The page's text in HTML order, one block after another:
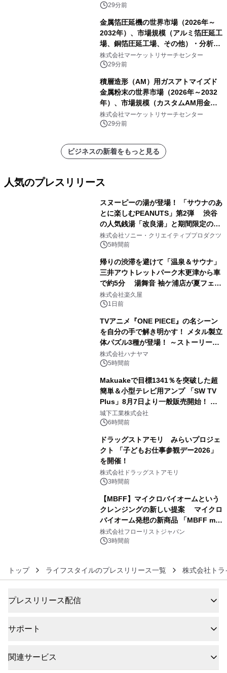
29分前
金属箔圧延機の世界市場（2026年～
2032年）、市場規模（アルミ箔圧延工
場、銅箔圧延工場、その他）・分析レ
ポートを発表
株式会社マーケットリサーチセンター
29分前
積層造形（AM）用ガスアトマイズド
金属粉末の世界市場（2026年～2032
年）、市場規模（カスタムAM用金属
粉末、汎用AM用金属粉末）・分析レ
ポートを発表
株式会社マーケットリサーチセンター
29分前
ビジネスの新着をもっと見る
人気のプレスリリース
スヌーピーの湯が登場！ 「サウナのあ
とに楽しむPEANUTS」第2弾 渋谷
の人気銭湯「改良湯」と期間限定のコ
ラボレーション サウナイキタイコラ
ボグッズも発売決定！
株式会社ソニー・クリエイティブプロダクツ
5時間前
帰りの渋滞を避けて「温泉＆サウナ」
三井アウトレットパーク木更津から車
で約5分 湯舞音 袖ケ浦店が夏フェア
メニューを提供
株式会社楽久屋
1日前
TVアニメ『ONE PIECE』の名シーン
を自分の手で解き明かす！ メタル製立
体パズル3種が登場！ ～ストーリーと
ギミックが融合した 大人の体験型パズ
ルが8月7日(金)12時より先行予約受付
株式会社ハナヤマ
5時間前
Makuakeで目標1341％を突破した超
簡単＆小型テレビ用アンプ 「SW TV
Plus」8月7日より一般販売開始！ ケ
ーブル1本つなぐだけ、テレビの音が
ぐっと豊かに
城下工業株式会社
6時間前
ドラッグストアモリ みらいプロジェ
クト 「子どもお仕事参観デー2026」
を開催！
株式会社ドラッグストアモリ
3時間前
【MBFF】マイクロバイオームという
クレンジングの新しい提案 マイクロ
バイオーム発想の新商品 「MBFF mb
クレンジングPRO」を2026年8月6日
発売
株式会社フローリストジャパン
3時間前
トップ ライフスタイルのプレスリリース一覧 株式会社トラ
プレスリリース配信
サポート
関連サービス